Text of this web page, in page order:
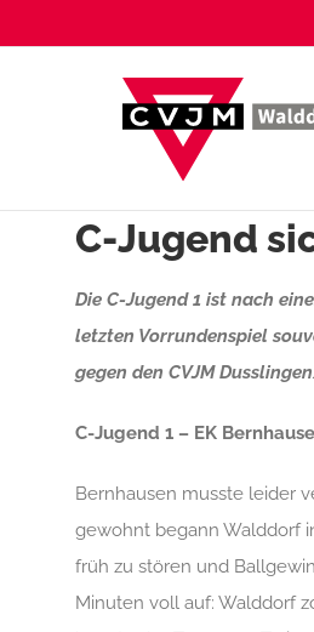
Inhalt
C-Jugend
Die C-Jugend 1 ist nach
letzten Vorrundenspiel
gegen den CVJM
C-Jugend 1 – EK
Bernhausen musste leider
gewohnt begann Walddorf
früh zu stören und
Minuten voll auf: Walddorf